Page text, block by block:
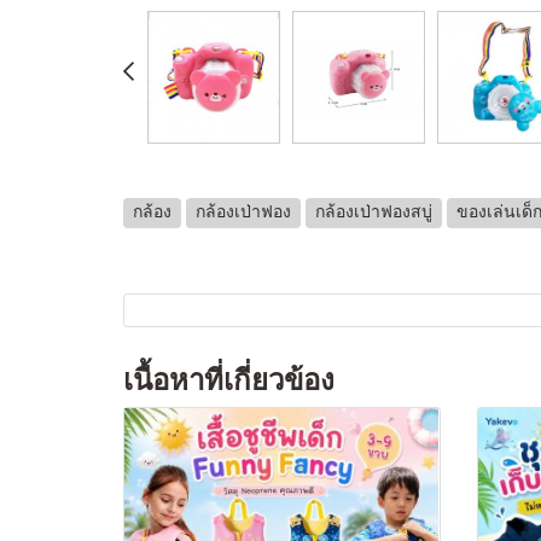
กล้อง กล้องเป่าฟอง กล้องเป่าฟองสบู่ ของเล่นเด็ก
เนื้อหาที่เกี่ยวข้อง